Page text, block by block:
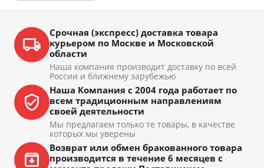
Срочная (экспресс) доставка товара
курьером по Москве и Московской
области
Наша компания производит доставку по всей
России и ближнему зарубежью
Наша Компания с 2004 года работает по
всем традиционным направлениям
своей деятельности
Мы предлагаем только те товары, в качестве
которых мы уверены
Возврат или обмен бракованного товара
производится в течение 6 месяцев с